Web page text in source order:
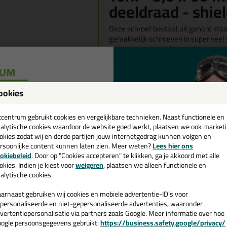
deeldraad -
Deze schroef bestaat uit gehard
gemakkelijk schroeven in super
punt zorgt er voor dat voorboren
meer grip hebt tijdens het boren,
De 'Shield' schroeven van Woodies
corrosiebestendig zijn. Door deze
Wanneer gebruik je deze zwarte
Wil jij schroeven in verschillende
ontwikkelde schroefdraad zorgt
wordt gedraaid zonder dat er
Omdat het schroeven een super
jouw boor ook een stuk langer mee!
Tips!💡
gebruikt cookies en vergelijkbare technieken. Naast functionele en
cookies waardoor de website goed werkt, plaatsen we ook
zodat wij en derde partijen jouw internetgedrag kunnen volgen en
content kunnen laten zien. Meer weten?Lees hier ons
. Door op "Cookies accepteren" te klikken, ga je akkoord met alle
Indien je kiest voorweigeren, plaatsen we alleen functionele en
cookies.
gebruiken wij cookies en mobiele advertentie-ID’s voor
en niet-gepersonaliseerde advertenties, waaronder
via partners zoals Google. Meer informatie over hoe
persoonsgegevens gebruikt:https://business.safety.google/privacy/
💚
en ontvang een
€35,-bij je eerste bestelling!
de actiecode ›